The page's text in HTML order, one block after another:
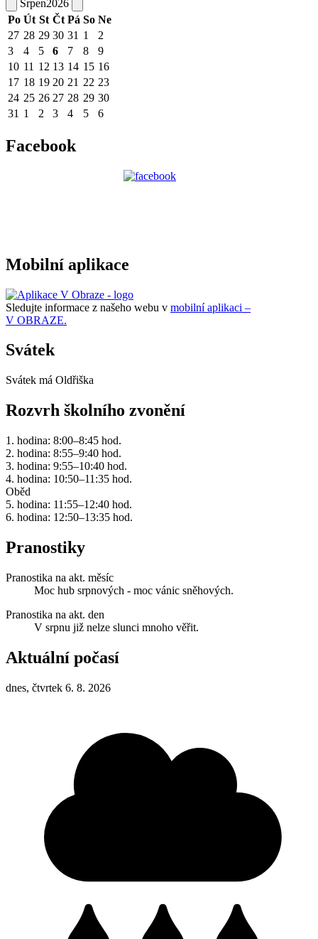
Srpen2026
Po Út St Čt Pá So Ne
27 28 29 30 31 1
2
3
4 5 6 7 8
9
10 11 12 13 14 15 16
17 18 19 20 21 22 23
24 25 26 27 28 29 30
31 1 2 3 4 5 6
Facebook
Mobilní aplikace
Sledujte informace z našeho webu v mobilní aplikaci –
V OBRAZE.
Svátek
Svátek má Oldřiška
Rozvrh školního zvonění
1. hodina: 8:00–8:45 hod.
2. hodina: 8:55–9:40 hod.
3. hodina: 9:55–10:40 hod.
4. hodina: 10:50–11:35 hod.
Oběd
5. hodina: 11:55–12:40 hod.
6. hodina: 12:50–13:35 hod.
Pranostiky
Pranostika na akt. měsíc
Moc hub srpnových - moc vánic sněhových.
Pranostika na akt. den
V srpnu již nelze slunci mnoho věřit.
Aktuální počasí
dnes, čtvrtek 6. 8. 2026